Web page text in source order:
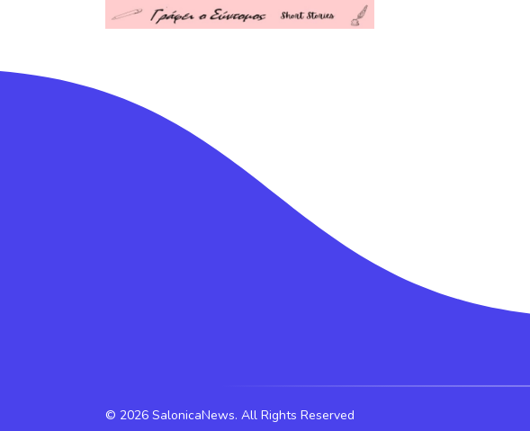
© 2026 SalonicaNews. All Rights Reserved